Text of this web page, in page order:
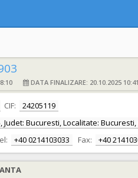
DATA FINALIZARE: 20.10.2025 10:41
CIF:
24205119
Bucuresti, Localitate:
+40 0214103033 Fax: +40